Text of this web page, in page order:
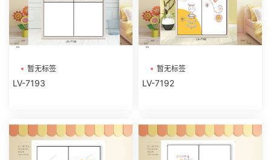
暂无标签
LV-7193
暂无标签
LV-7192